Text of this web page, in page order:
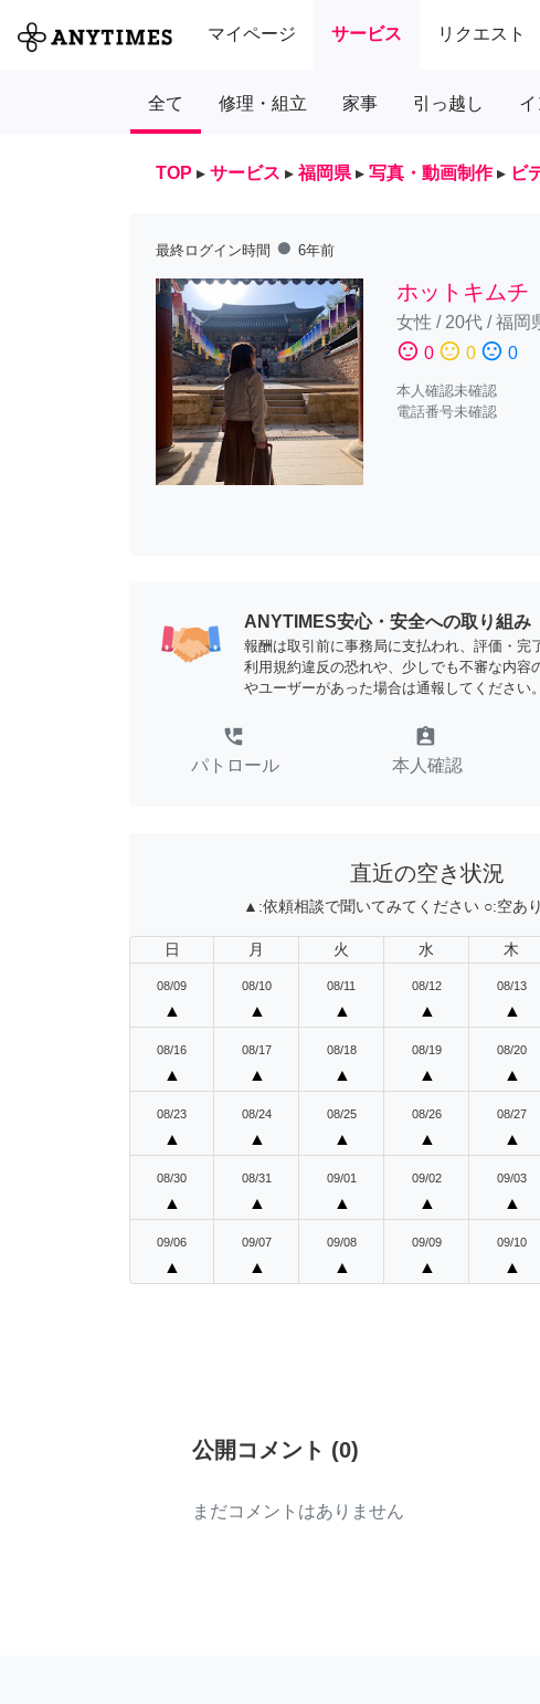
マイページ サービス リクエスト
全て 修理・組立 家事 引っ越し
TOP ▸ サービス ▸ 福岡県 ▸ 写真・動画制作 ▸ ビ
最終ログイン時間 fiber_manual_record 6年前
ホットキムチ
女性 / 20代/福岡
sentiment_satisfied 0 sentiment_neutral 0 sentiment_dissatisfied 0
本人確認未確認
電話番号未確認
ANYTIMES安心・安全への取り組み
報酬は取引前に事務局に支払われ、評価・完
利用規約違反の恐れや、少しでも不審な内容
やユーザーがあった場合は通報してください。
perm_phone_msg
パトロール
assignment_ind
本人確認
直近の空き状況
▲:依頼相談で聞いてみてください ○:空あり
日 月 火 水 木
08/09
▲
08/10
▲
08/11
▲
08/12
▲
08/13
▲
08/16
▲
08/17
▲
08/18
▲
08/19
▲
08/20
▲
08/23
▲
08/24
▲
08/25
▲
08/26
▲
08/27
▲
08/30
▲
08/31
▲
09/01
▲
09/02
▲
09/03
▲
09/06
▲
09/07
▲
09/08
▲
09/09
▲
09/10
▲
公開コメント (0)
まだコメントはありません